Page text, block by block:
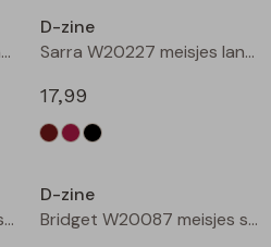
Sarra W20227 meisjes lange broek Wijnrood
D-zine
Sarra W20227 meisjes lange broek Zwart
17,99
Bridget W20087 meisjes sweatshirt Cyclaam
D-zine
Bridget W20087 meisjes sweatshirt Wijnrood